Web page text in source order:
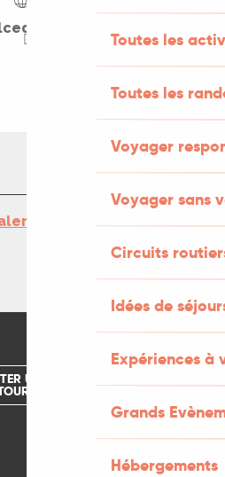
Toutes les
Toutes les
Voyager
Voyager sans
Circuits
Idées de
Expériences à
Grands
Hébergements
une erreur
UN OFFICE DE